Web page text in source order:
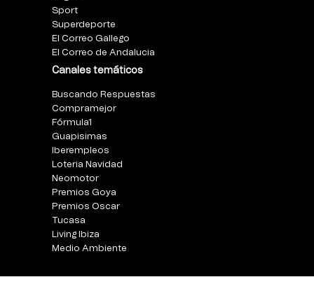
Sport
Superdeporte
El Correo Gallego
El Correo de Andalucia
Canales temáticos
Buscando Respuestas
Compramejor
Fórmula1
Guapisimas
Iberempleos
Loteria Navidad
Neomotor
Premios Goya
Premios Oscar
Tucasa
Living Ibiza
Medio Ambiente